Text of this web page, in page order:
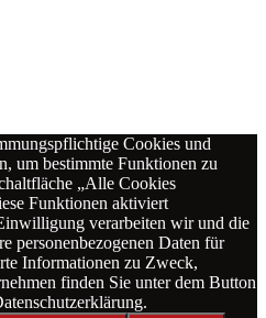
Cookies und
um bestimmte Funktionen zu
„Alle Cookies
Funktionen aktiviert
verarbeiten wir und die
personenbezogenen Daten für
Informationen zu Zweck,
finden Sie unter dem Button